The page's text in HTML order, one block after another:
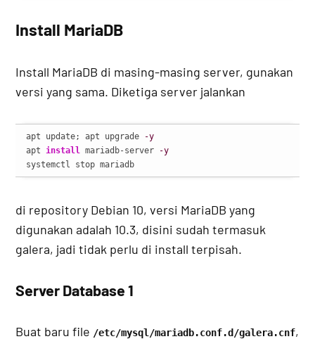
Install MariaDB
Install MariaDB di masing-masing server, gunakan
versi yang sama. Diketiga server jalankan
apt update; apt upgrade
-y
apt install mariadb-server
-y
systemctl stop mariadb
di repository Debian 10, versi MariaDB yang
digunakan adalah 10.3, disini sudah termasuk
galera, jadi tidak perlu di install terpisah.
Server Database 1
Buat baru file /etc/mysql/mariadb.conf.d/galera.cnf,